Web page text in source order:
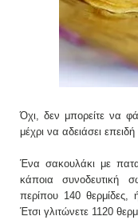
Όχι, δεν μπορείτε να
μέχρι να αδειάσει
Ένα σακουλάκι με
κάποια συνοδευτική
περίπου 140 θερμίδες,
Έτσι γλιτώνετε 1120